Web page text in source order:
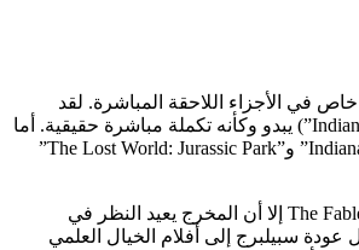
كبيرًا بشكل خاص في الأجزاء اللاحقة المباشرة. لقد
اخترت كلماتي بعناية هناك، لأنه على الرغم من أن سبيلبرغ قد صنع عدة أجزاء لأفلامه الخاصة، إلا أن واحدًا منها فقط (“Indiana Jones and the Kingdom of the Crystal Skull”) يبدو وكأنه تكملة مباشرة حقيقية. أما
الباقي فكان أشبه بالمختارات، مع وجود شخصية واحدة أو اثنتين فقط عائدتين وأقل الإشارات إلى الأحداث السابقة. تهتم أفلام مثل “Indiana Jones and the Temple of Doom” و”The Lost World: Jurassic Park”
ومع ذلك، فإن حقيقة أن سبيلبرغ لا ينفر تمامًا من إحياء ماضيه يمنح المعجبين الأمل في أنه قد يفاجئنا بصنع تكملة تراثية أخرى. ففي نهاية المطاف، ما هو فيلم The Fablemans إلا أن المخرج يعيد النظر في
سبيلبرج إلى أفلام الخيال العلمي